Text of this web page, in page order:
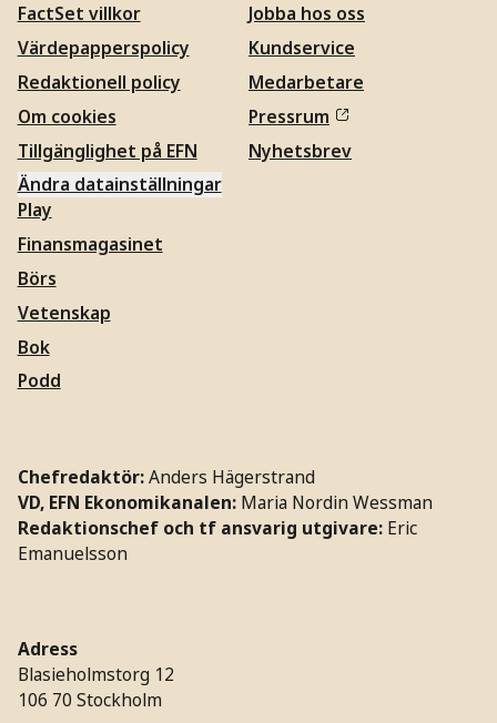
FactSet villkor
Värdepapperspolicy
Redaktionell policy
Om cookies
Tillgänglighet på EFN
Ändra datainställningar
Jobba hos oss
Kundservice
Medarbetare
Pressrum
Nyhetsbrev
Play
Finansmagasinet
Börs
Vetenskap
Bok
Podd
Chefredaktör:Anders Hägerstrand
VD, EFN Ekonomikanalen: Maria Nordin Wessman
Redaktionschef och tf ansvarig utgivare: Eric
Emanuelsson
Adress
Blasieholmstorg 12
106 70 Stockholm